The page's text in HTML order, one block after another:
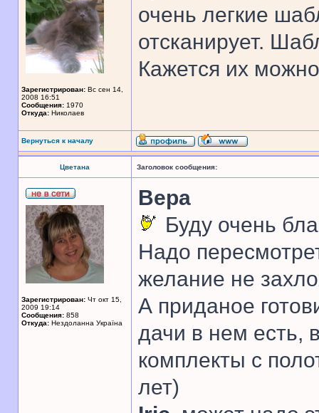
Зарегистрирован: Вс сен 14,
2008 16:51
Сообщения: 1970
Откуда: Николаев
очень легкие
отсканирует.
Кажется их
Вернуться к началу
Цветана Заголовок сообщения:
Зарегистрирован: Чт окт 15,
2009 19:14
Сообщения: 858
Откуда: Нездоланна Україна
Вера
Буду очень
Надо
желание не
А приданое
дачи в нем есть,
комплекты с
лет)